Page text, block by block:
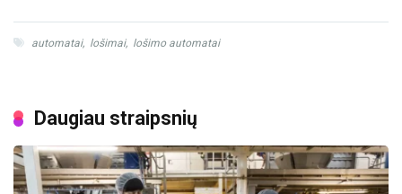
automatai, lošimai, lošimo automatai
Daugiau straipsnių